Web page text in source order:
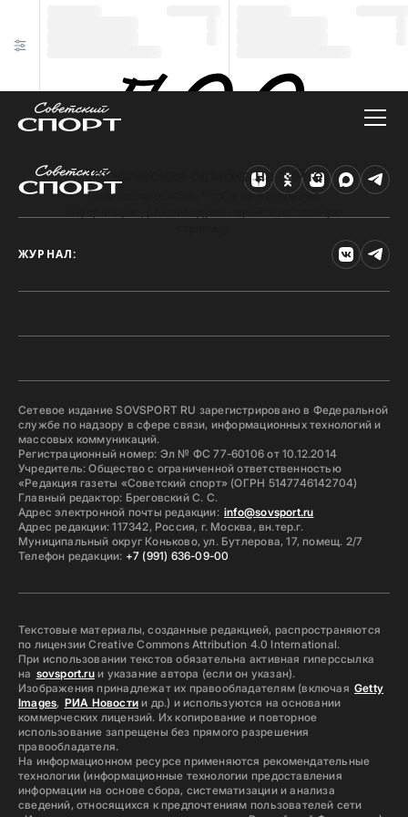
Техническая ошибка на сайте
Произошла ошибка. Чтобы найти нужную
ЖУРНАЛ:
Сетевое издание SOVSPORT RU зарегистрировано в Федеральной
службе по надзору в сфере связи, информационных технологий и
массовых коммуникаций.
Регистрационный номер: Эл № ФС 77-60106 от 10.12.2014
Учредитель: Общество с ограниченной ответственностью
«Редакция газеты «Советский спорт» (ОГРН 5147746142704)
Главный редактор: Бреговский С. С.
Адрес электронной почты редакции: info@sovsport.ru
Адрес редакции: 117342, Россия, г. Москва, вн.тер.г.
Муниципальный округ Коньково, ул. Бутлерова, 17, помещ. 2/7
Телефон редакции: +7 (991) 636-09-00
Текстовые материалы, созданные редакцией, распространяются
по лицензии Creative Commons Attribution 4.0 International.
При использовании текстов обязательна активная гиперссылка
на sovsport.ruи указание автора (если он указан).
Изображения принадлежат их правообладателям (включая Getty
Images, РИА Новостии др.) и используются на основании
коммерческих лицензий. Их копирование и повторное
использование запрещены без прямого разрешения
правообладателя.
На информационном ресурсе применяются рекомендательные
технологии (информационные технологии предоставления
информации на основе сбора, систематизации и анализа
сведений, относящихся к предпочтениям пользователей сети